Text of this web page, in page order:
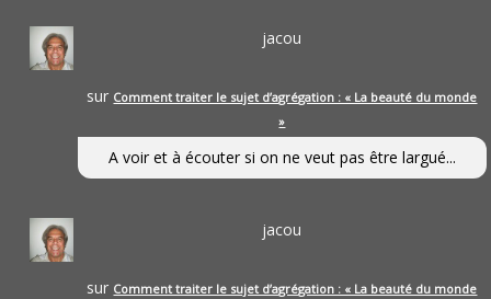
jacou
sur Comment traiter le sujet d’agrégation : « La beauté du monde
»
A voir et à écouter si on ne veut pas être largué...
jacou
sur Comment traiter le sujet d’agrégation : « La beauté du monde